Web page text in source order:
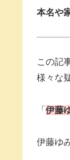
本名や
この記
様々な
「 伊藤
伊藤ゆ